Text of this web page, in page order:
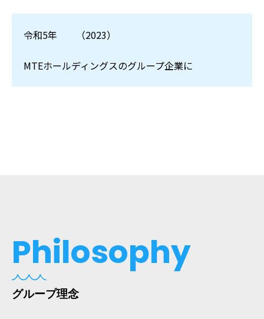
令和5年 （2023）
MTEホールディングスのグループ企業に
Philosophy
グループ理念